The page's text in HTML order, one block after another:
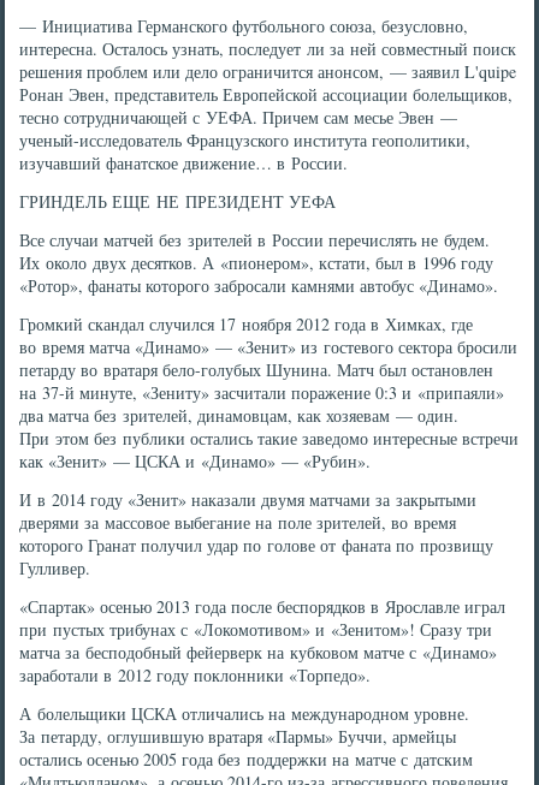
— Инициатива Германского футбольного союза, безусловно,
интересна. Осталось узнать, последует ли за ней совместный поиск
решения проблем или дело ограничится анонсом, — заявил L'quipe
Ронан Эвен, представитель Европейской ассоциации болельщиков,
тесно сотрудничающей с УЕФА. Причем сам месье Эвен —
ученый-исследователь Французского института геополитики,
изучавший фанатское движение… в России.
ГРИНДЕЛЬ ЕЩЕ НЕ ПРЕЗИДЕНТ УЕФА
Все случаи матчей без зрителей в России перечислять не будем.
Их около двух десятков. А «пионером», кстати, был в 1996 году
«Ротор», фанаты которого забросали камнями автобус «Динамо».
Громкий скандал случился 17 ноября 2012 года в Химках, где
во время матча «Динамо» — «Зенит» из гостевого сектора бросили
петарду во вратаря бело-голубых Шунина. Матч был остановлен
на 37-й минуте, «Зениту» засчитали поражение 0:3 и «припаяли»
два матча без зрителей, динамовцам, как хозяевам — один.
При этом без публики остались такие заведомо интересные встречи
как «Зенит» — ЦСКА и «Динамо» — «Рубин».
И в 2014 году «Зенит» наказали двумя матчами за закрытыми
дверями за массовое выбегание на поле зрителей, во время
которого Гранат получил удар по голове от фаната по прозвищу
Гулливер.
«Спартак» осенью 2013 года после беспорядков в Ярославле играл
при пустых трибунах с «Локомотивом» и «Зенитом»! Сразу три
матча за бесподобный фейерверк на кубковом матче с «Динамо»
заработали в 2012 году поклонники «Торпедо».
А болельщики ЦСКА отличались на международном уровне.
За петарду, оглушившую вратаря «Пармы» Буччи, армейцы
остались осенью 2005 года без поддержки на матче с датским